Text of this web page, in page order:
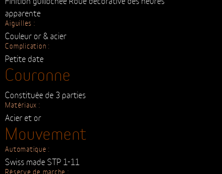
Satiné circulaire anthracite ou matte blanc
Cadran central :
Finition guillochée Roue décorative des heures
apparente
Aiguilles :
Couleur or & acier
Complication :
Couronne
Constituée de 3 parties
Matériaux :
Acier et or
Mouvement